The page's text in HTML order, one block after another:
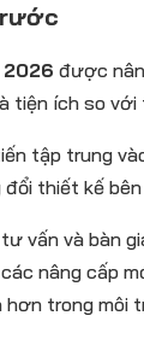
2026 được
tiện ích so
tập trung
thiết kế bên
vấn và bàn
nâng cấp
hơn trong môi